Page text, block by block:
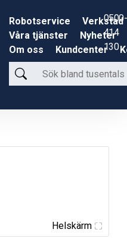
Robotservice
Verkstad
Våra tjänster
Nyheter
Om oss
Kundcenter
Sök
bland
produkter
0500-
414
130
Helskärm